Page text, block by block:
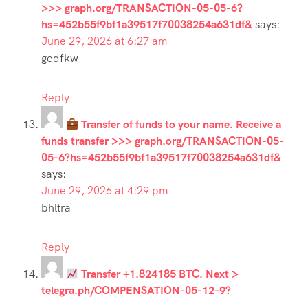
>>> graph.org/TRANSACTION-05-05-6?
hs=452b55f9bf1a39517f70038254a631df&says:
June 29, 2026 at 6:27 am
gedfkw
Reply
Transfer of funds to your name. Receive a
funds transfer >>> graph.org/TRANSACTION-05-
05-6?hs=452b55f9bf1a39517f70038254a631df&
says:
June 29, 2026 at 4:29 pm
bhltra
Reply
Transfer +1.824185 BTC. Next >
telegra.ph/COMPENSATION-05-12-9?